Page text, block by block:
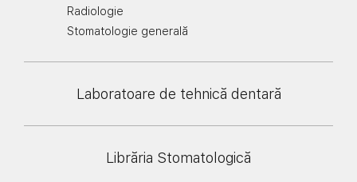
Radiologie
Stomatologie generală
Laboratoare de tehnică dentară
Librăria Stomatologică